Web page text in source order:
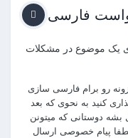
فارسی
یک موضوع در مشکلات
رو برام فارسی سازی
کنید به نحوی که بعد
بشه دوستانی که میتونن
پیام خصوصی ارسال